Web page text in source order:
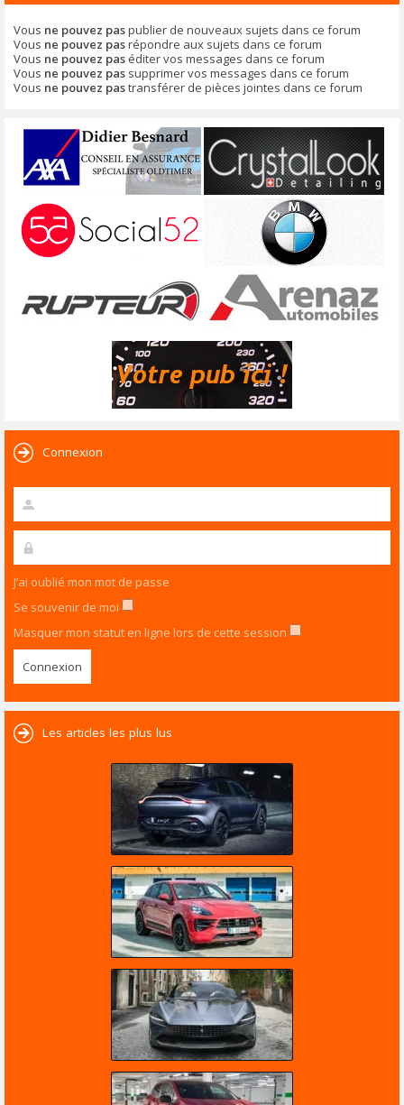
Vous ne pouvez paspublier de nouveaux sujets dans ce forum
Vous ne pouvez pasrépondre aux sujets dans ce forum
Vous ne pouvez pas éditer vos messages dans ce forum
Vous ne pouvez pas supprimer vos messages dans ce forum
Vous ne pouvez pastransférer de pièces jointes dans ce forum
Connexion
J’ai oublié mon mot de passe
Se souvenir de moi
Masquer mon statut en ligne lors de cette session
Les articles les plus lus